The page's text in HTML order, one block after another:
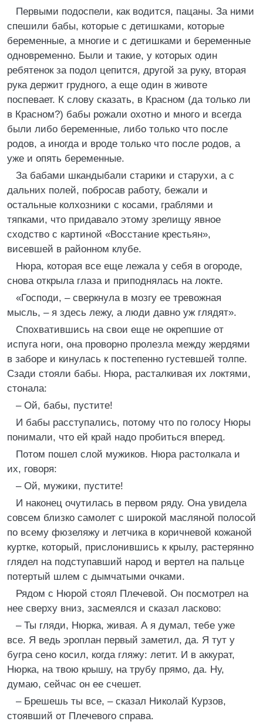
Первыми подоспели, как водится, пацаны. За ними
спешили бабы, которые с детишками, которые
беременные, а многие и с детишками и беременные
одновременно. Были и такие, у которых один
ребятенок за подол цепится, другой за руку, вторая
рука держит грудного, а еще один в животе
поспевает. К слову сказать, в Красном (да только ли
в Красном?) бабы рожали охотно и много и всегда
были либо беременные, либо только что после
родов, а иногда и вроде только что после родов, а
уже и опять беременные.
За бабами шкандыбали старики и старухи, а с
дальних полей, побросав работу, бежали и
остальные колхозники с косами, граблями и
тяпками, что придавало этому зрелищу явное
сходство с картиной «Восстание крестьян»,
висевшей в районном клубе.
Нюра, которая все еще лежала у себя в огороде,
снова открыла глаза и приподнялась на локте.
«Господи, – сверкнула в мозгу ее тревожная
мысль, – я здесь лежу, а люди давно уж глядят».
Спохватившись на свои еще не окрепшие от
испуга ноги, она проворно пролезла между жердями
в заборе и кинулась к постепенно густевшей толпе.
Сзади стояли бабы. Нюра, расталкивая их локтями,
стонала:
– Ой, бабы, пустите!
И бабы расступались, потому что по голосу Нюры
понимали, что ей край надо пробиться вперед.
Потом пошел слой мужиков. Нюра растолкала и
их, говоря:
– Ой, мужики, пустите!
И наконец очутилась в первом ряду. Она увидела
совсем близко самолет с широкой масляной полосой
по всему фюзеляжу и летчика в коричневой кожаной
куртке, который, прислонившись к крылу, растерянно
глядел на подступавший народ и вертел на пальце
потертый шлем с дымчатыми очками.
Рядом с Нюрой стоял Плечевой. Он посмотрел на
нее сверху вниз, засмеялся и сказал ласково:
– Ты гляди, Нюрка, живая. А я думал, тебе уже
все. Я ведь эроплан первый заметил, да. Я тут у
бугра сено косил, когда гляжу: летит. И в аккурат,
Нюрка, на твою крышу, на трубу прямо, да. Ну,
думаю, сейчас он ее счешет.
– Брешешь ты все, – сказал Николай Курзов,
стоявший от Плечевого справа.